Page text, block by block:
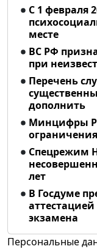
С 1 февраля
месте
ВС РФ
при
Перечень
дополнить
Минцифры
Спецрежим
лет
В Госдуме
экзамена
Персональные